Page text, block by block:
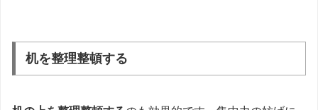
机を整理整頓する